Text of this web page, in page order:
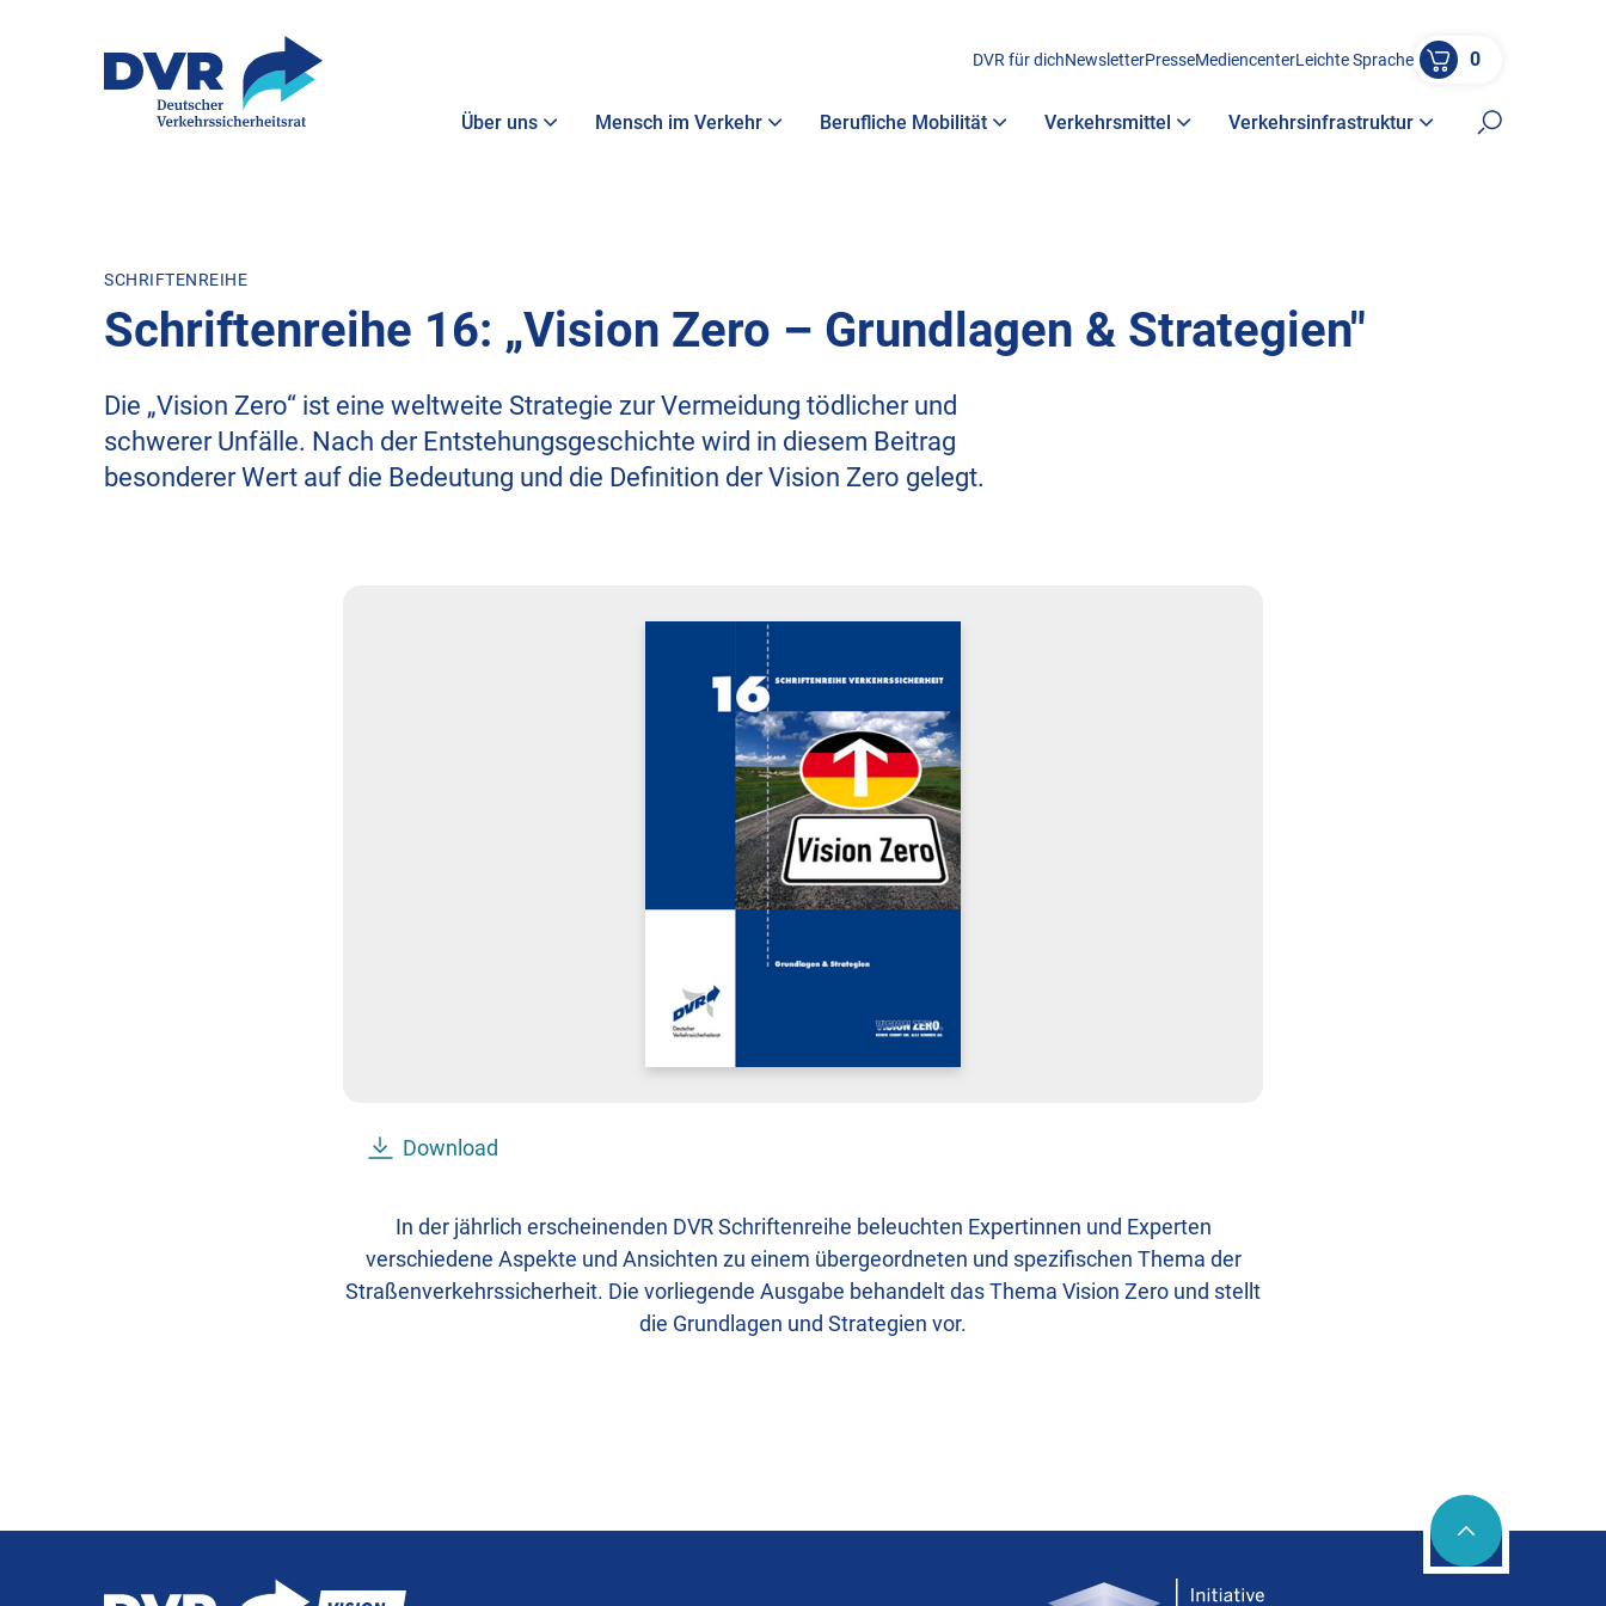
DVR für dichNewsletterPresseMediencenterLeichte Sprache 0
Über uns Mensch im Verkehr Berufliche Mobilität Verkehrsmittel Verkehrsinfrastruktur
Suche
SCHRIFTENREIHE
Schriftenreihe 16: „Vision Zero – Grundlagen & Strategien"
Die „Vision Zero“ ist eine weltweite Strategie zur Vermeidung tödlicher und
schwerer Unfälle. Nach der Entstehungsgeschichte wird in diesem Beitrag
besonderer Wert auf die Bedeutung und die Definition der Vision Zero gelegt.
Download
In der jährlich erscheinenden DVR Schriftenreihe beleuchten Expertinnen und Experten
verschiedene Aspekte und Ansichten zu einem übergeordneten und spezifischen Thema der
Straßenverkehrssicherheit. Die vorliegende Ausgabe behandelt das Thema Vision Zero und stellt
die Grundlagen und Strategien vor.